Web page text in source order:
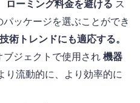
ローミング料金を避ける ス
ッケージを選ぶことができ
術トレンドにも適応する。
ブジェクトで使用され 機器
り流動的に、より効率的に